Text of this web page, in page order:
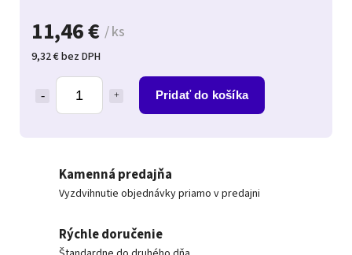
11,46 € / ks
9,32 € bez DPH
Pridať do košíka
Kamenná predajňa
Vyzdvihnutie objednávky priamo v predajni
Rýchle doručenie